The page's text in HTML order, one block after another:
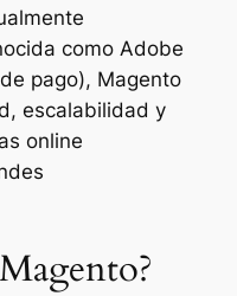
como Adobe
pago), Magento
escalabilidad y
online